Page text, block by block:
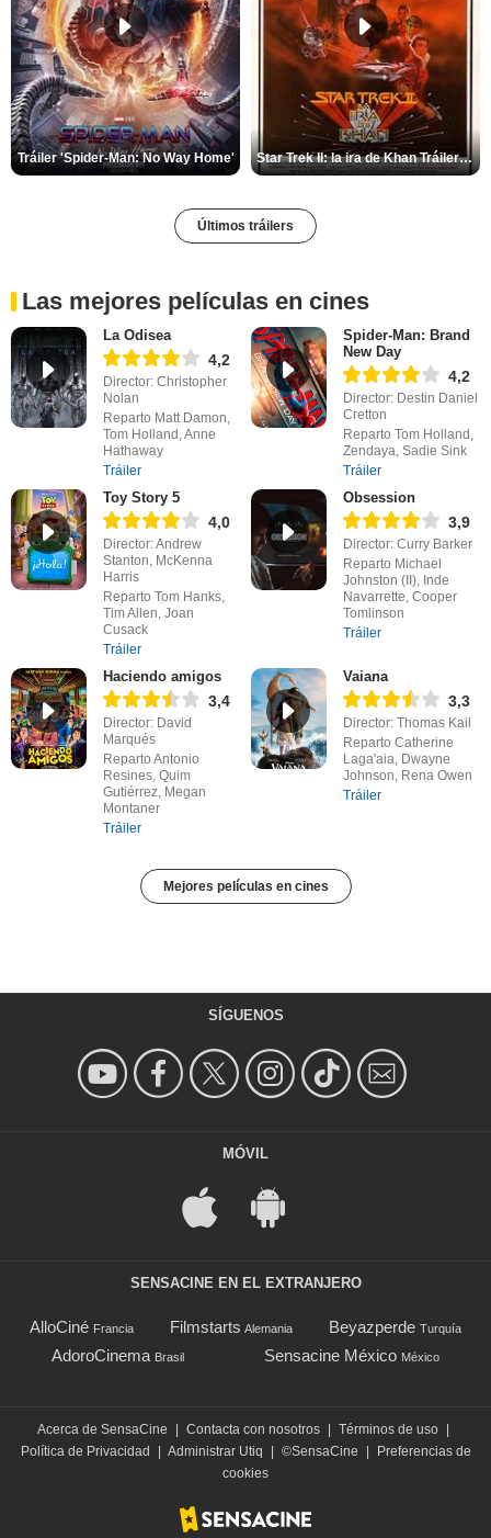
Tráiler 'Spider-Man: No Way Home' Star Trek II: la ira de Khan Tráiler VO
Últimos tráilers
Las mejores películas en cines
La Odisea
4,2
Director: Christopher
Nolan
Reparto Matt Damon,
Tom Holland, Anne
Hathaway
Tráiler
Spider-Man: Brand
New Day
4,2
Director: Destin Daniel
Cretton
Reparto Tom Holland,
Zendaya, Sadie Sink
Tráiler
Toy Story 5
4,0
Director: Andrew
Stanton, McKenna
Harris
Reparto Tom Hanks,
Tim Allen, Joan
Cusack
Tráiler
Obsession
3,9
Director: Curry Barker
Reparto Michael
Johnston (II), Inde
Navarrette, Cooper
Tomlinson
Tráiler
Haciendo amigos
3,4
Director: David
Marqués
Reparto Antonio
Resines, Quim
Gutiérrez, Megan
Montaner
Tráiler
Vaiana
3,3
Director: Thomas Kail
Reparto Catherine
Laga'aia, Dwayne
Johnson, Rena Owen
Tráiler
Mejores películas en cines
SÍGUENOS
MÓVIL
SENSACINE EN EL EXTRANJERO
AlloCiné Francia Filmstarts Alemania Beyazperde Turquía
AdoroCinema Brasil Sensacine México México
Acerca de SensaCine Contacta con nosotros Términos de uso
Política de Privacidad
Administrar Utiq ©SensaCine
Preferencias de
cookies